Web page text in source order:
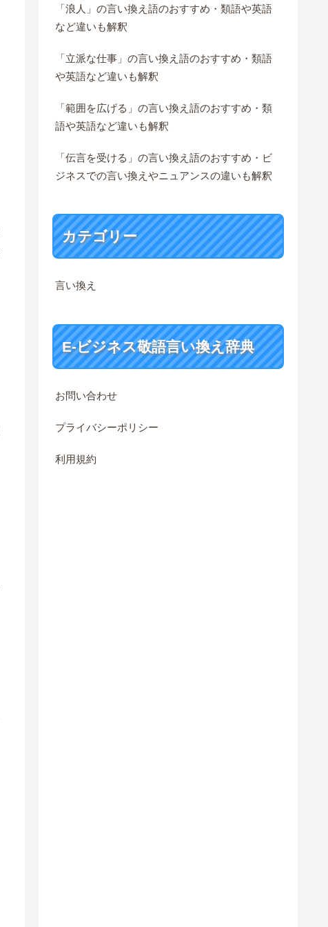
「浪人」の言い換え語のおすすめ・類語や英語
など違いも解釈
「立派な仕事」の言い換え語のおすすめ・類語
や英語など違いも解釈
「範囲を広げる」の言い換え語のおすすめ・類
語や英語など違いも解釈
「伝言を受ける」の言い換え語のおすすめ・ビ
ジネスでの言い換えやニュアンスの違いも解釈
カテゴリー
言い換え
E-ビジネス敬語言い換え辞典
お問い合わせ
プライバシーポリシー
利用規約